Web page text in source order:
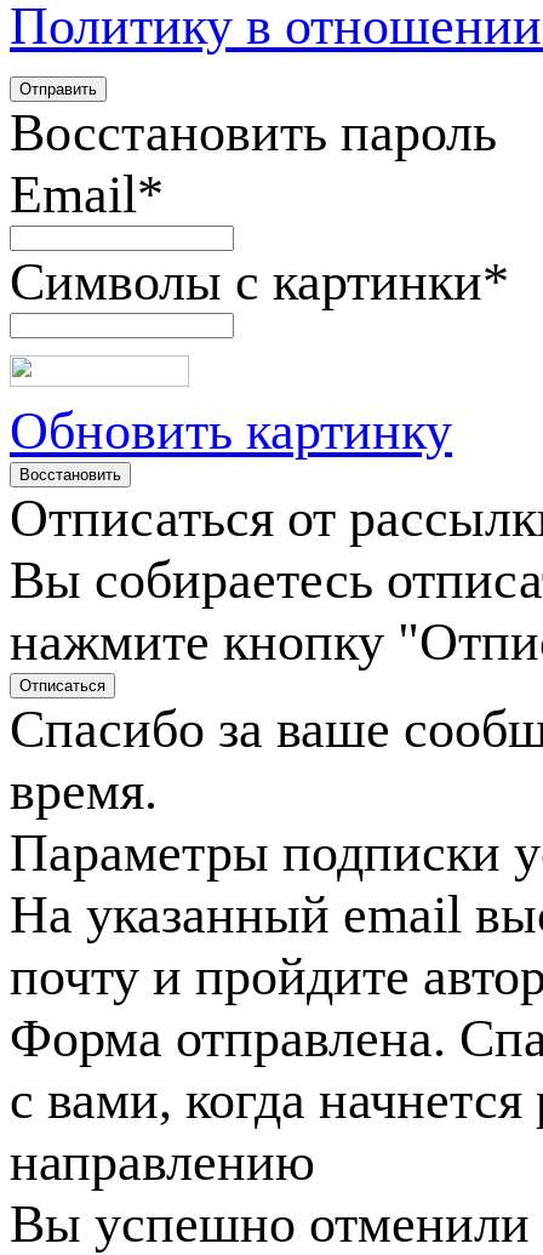
Политику в
Восстановить пароль
Email*
Символы с картинки*
Обновить картинку
Отписаться от
Вы собираетесь
нажмите кнопку
Спасибо за ваше
время.
Параметры подписки
На указанный email
почту и пройдите
Форма отправлена.
с вами, когда
направлению
Вы успешно отменили